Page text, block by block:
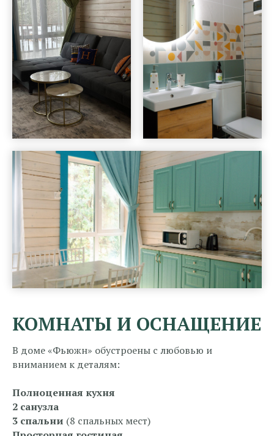
КОМНАТЫ И ОСНАЩЕНИЕ
В доме «Фьюжн» обустроены с любовью и
вниманием к деталям:
Полноценная кухня
2 санузла
3 спальни (8 спальных мест)